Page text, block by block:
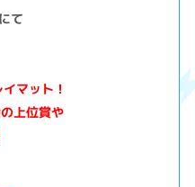
て
マット！
上位賞や